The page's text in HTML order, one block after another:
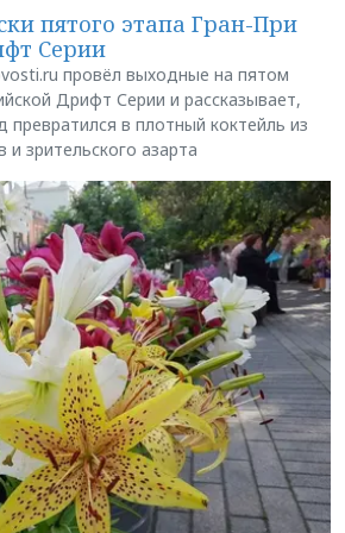
пятого этапа Гран-При
Серии
провёл выходные на пятом
Дрифт Серии и рассказывает,
превратился в плотный коктейль из
зрительского азарта